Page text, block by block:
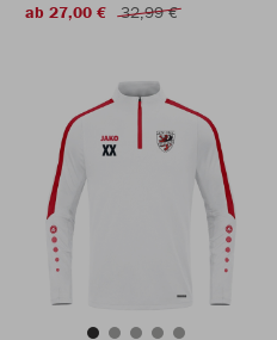
ab 27,00 €
32,99 €